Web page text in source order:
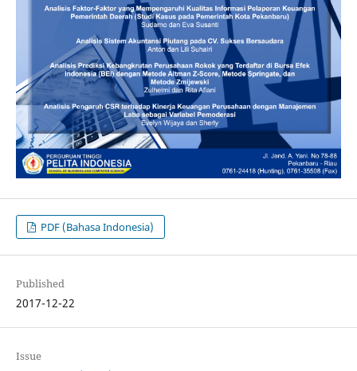
PDF (Bahasa Indonesia)
Published
2017-12-22
Issue